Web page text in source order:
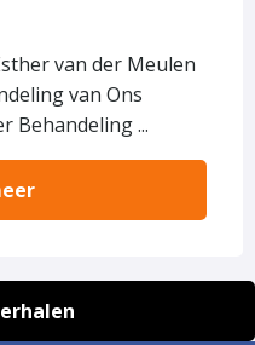
van der Meulen
van Ons
Behandeling ...